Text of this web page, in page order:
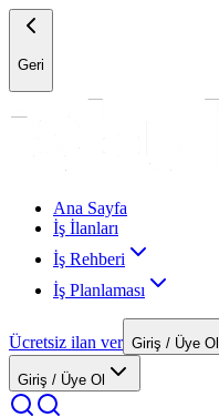
Geri
Ana Sayfa
İş İlanları
İş Rehberi
İş Planlaması
Ücretsiz ilan ver Giriş / Üye Ol
Giriş / Üye Ol